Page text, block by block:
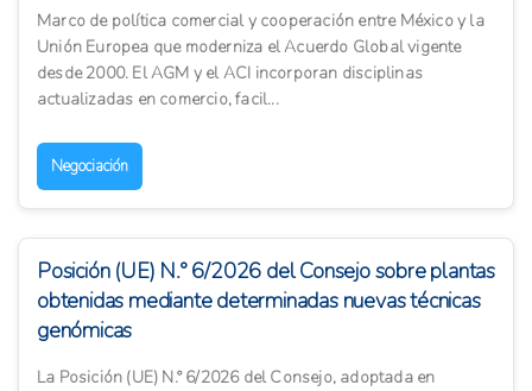
Marco de política comercial y cooperación entre México y la
Unión Europea que moderniza el Acuerdo Global vigente
desde 2000. El AGM y el ACI incorporan disciplinas
actualizadas en comercio, facil...
Negociación
Posición (UE) N.° 6/2026 del Consejo sobre plantas
obtenidas mediante determinadas nuevas técnicas
genómicas
La Posición (UE) N.° 6/2026 del Consejo, adoptada en